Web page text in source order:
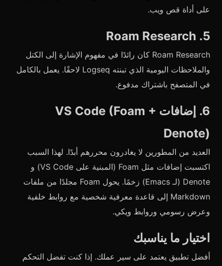
على أداة قص ويب.
5. Roam Research
Roam Research كان رائدًا في مفهوم الإشارة إلى الكتل
والملاحظات اليومية الذي تبنته Logseq لاحقًا. يعمل بالكامل
في المتصفح باشتراك مدفوع.
6. إضافات VS Code (Foam +
Denote)
العديد من المطورين لا يغادرون محررهم أبدًا. لهذا السبب
اكتسبت إضافات مثل Foam (المبنية على VS Code) و
Denote (لـ Emacs) زخمًا. يحول Foam مجلدًا من ملفات
Markdown إلى قاعدة معرفية شخصية مع روابط خلفية
وعرض رسومي وروابط ويكي.
اختيار ما يناسبك
أفضل تطبيق يعتمد على سير عملك. إذا كنت تفضل التحكم